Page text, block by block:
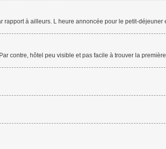
à ailleurs. L heure annoncée pour le petit-déjeuner
contre, hôtel peu visible et pas facile à trouver la